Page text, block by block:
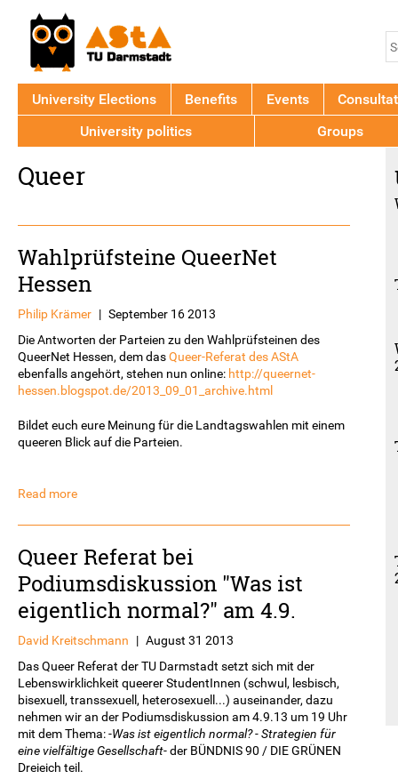
to
top
Queer
Wahlprüfsteine QueerNet
Hessen
Philip Krämer | September 16 2013
Die Antworten der Parteien zu den Wahlprüfsteinen des
QueerNet Hessen, dem dasQueer-Referat des AStA
ebenfalls angehört, stehen nun online: http://queernet-
hessen.blogspot.de/2013_09_01_archive.html
Bildet euch eure Meinung für die Landtagswahlen mit einem
queeren Blick auf die Parteien.
Read more
Queer Referat bei
Podiumsdiskussion "Was ist
eigentlich normal?" am 4.9.
David Kreitschmann | August 31 2013
Das Queer Referat der TU Darmstadt setzt sich mit der
Lebenswirklichkeit queerer StudentInnen (schwul, lesbisch,
bisexuell, transsexuell, heterosexuell...) auseinander, dazu
nehmen wir an der Podiumsdiskussion am 4.9.13 um 19 Uhr
mit dem Thema: -Was ist eigentlich normal? - Strategien für
eine vielfältige Gesellschaft- der BÜNDNIS 90 / DIE GRÜNEN
Dreieich teil.
University Elections Benefits Events
University politics
Groups